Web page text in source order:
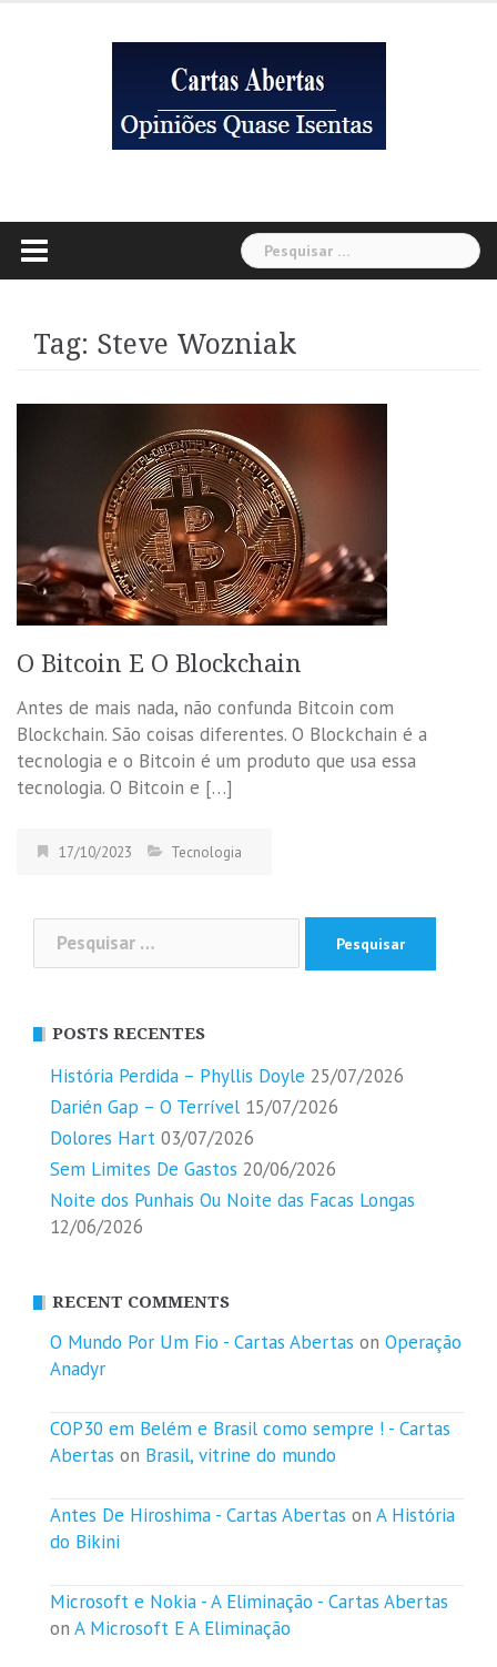
Pesquisar
por:
Tag: Steve Wozniak
O Bitcoin E O Blockchain
Antes de mais nada, não confunda Bitcoin com
Blockchain. São coisas diferentes. O Blockchain é a
tecnologia e o Bitcoin é um produto que usa essa
tecnologia. O Bitcoin e […]
17/10/2023 Tecnologia
Pesquisar
por:
POSTS RECENTES
História Perdida – Phyllis Doyle 25/07/2026
Darién Gap – O Terrível 15/07/2026
Dolores Hart 03/07/2026
Sem Limites De Gastos 20/06/2026
Noite dos Punhais Ou Noite das Facas Longas
12/06/2026
RECENT COMMENTS
O Mundo Por Um Fio - Cartas Abertas on Operação
Anadyr
COP30 em Belém e Brasil como sempre ! - Cartas
Abertas on Brasil, vitrine do mundo
Antes De Hiroshima - Cartas Abertas on A História
do Bikini
Microsoft e Nokia - A Eliminação - Cartas Abertas
on A Microsoft E A Eliminação